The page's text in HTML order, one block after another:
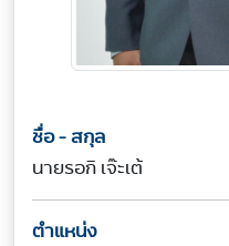
ชื่อ - สกุล
นายรอกิ เจ๊ะเต้
ตำแหน่ง